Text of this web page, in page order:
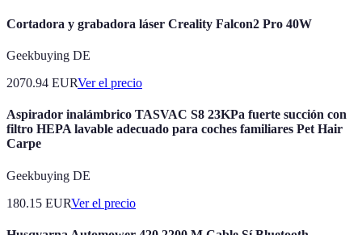
Cortadora y grabadora láser Creality Falcon2 Pro 40W
Geekbuying DE
2070.94 EURVer el precio
Aspirador inalámbrico TASVAC S8 23KPa fuerte succión con
filtro HEPA lavable adecuado para coches familiares Pet Hair
Carpe
Geekbuying DE
180.15 EURVer el precio